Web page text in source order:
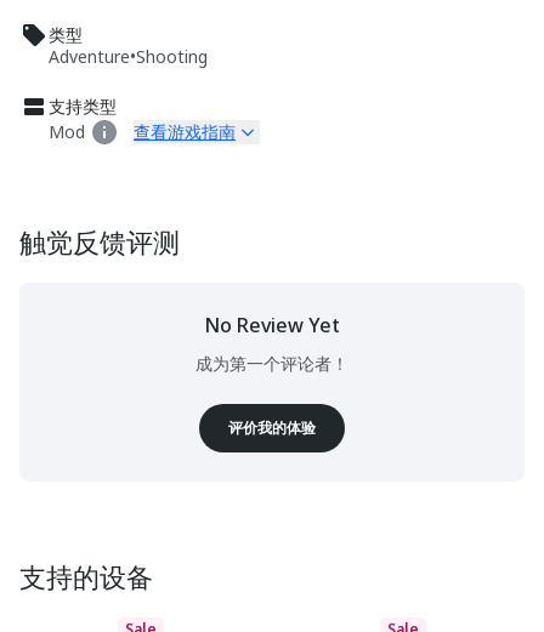
类型
Adventure•Shooting
支持类型
Mod
查看游戏指南
触觉反馈评测
No Review Yet
成为第一个评论者！
评价我的体验
支持的设备